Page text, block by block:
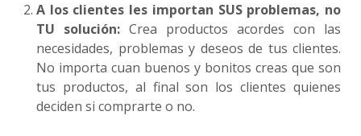
A los clientes les importan SUS problemas, no
TU solución: Crea productos acordes con las
necesidades, problemas y deseos de tus clientes.
No importa cuan buenos y bonitos creas que son
tus productos, al final son los clientes quienes
deciden si comprarte o no.